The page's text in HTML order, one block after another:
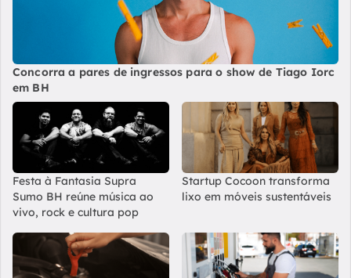
Concorra a pares de ingressos para o show de Tiago Iorc
em BH
Festa à Fantasia Supra
Sumo BH reúne música ao
vivo, rock e cultura pop
Startup Cocoon transforma
lixo em móveis sustentáveis